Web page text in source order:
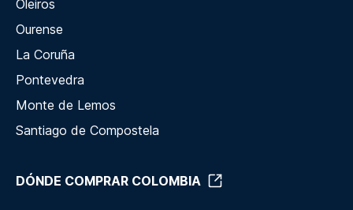
Oleiros
Ourense
La Coruña
Pontevedra
Monte de Lemos
Santiago de Compostela
DÓNDE COMPRAR COLOMBIA